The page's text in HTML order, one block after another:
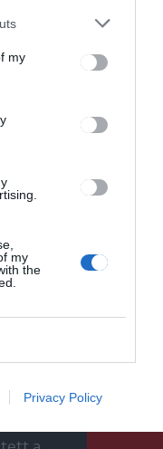
my
my
the
Privacy Policy
meg